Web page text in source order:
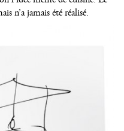
n’a jamais été réalisé.